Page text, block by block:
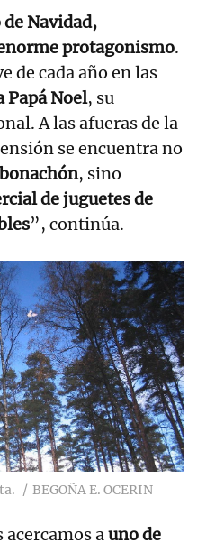
Navidad,
protagonismo.
de cada año en las
Papá Noel, su
A las afueras de la
se encuentra no
, sino
de juguetes de
”, continúa.
BEGOÑA E. OCERIN
acercamos auno de